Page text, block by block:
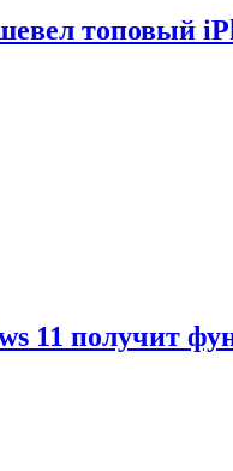
топовый
11 получит